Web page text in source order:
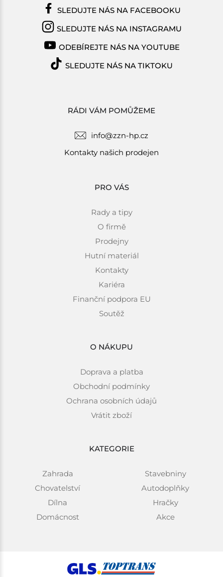
RÁDI VÁM POMŮŽEME
info@zzn-hp.cz
Kontakty našich prodejen
PRO VÁS
Rady a tipy
O firmě
Prodejny
Hutní materiál
Kontakty
Kariéra
Finanční podpora EU
Soutěž
O NÁKUPU
Doprava a platba
Obchodní podmínky
Ochrana osobních údajů
Vrátit zboží
KATEGORIE
Zahrada
Chovatelství
Dílna
Domácnost
Stavebniny
Autodoplňky
Hračky
Akce
SLEDUJTE NÁS NA FACEBOOKU
SLEDUJTE NÁS NA INSTAGRAMU
ODEBÍREJTE NÁS NA YOUTUBE
SLEDUJTE NÁS NA TIKTOKU